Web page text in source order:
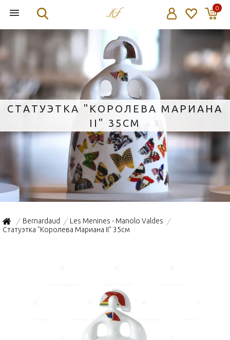
0
СТАТУЭТКА "КОРОЛЕВА МАРИАНА
II" 35СМ
/ Bernardaud / Les Menines - Manolo Valdes /
Статуэтка "Королева Мариана II" 35см